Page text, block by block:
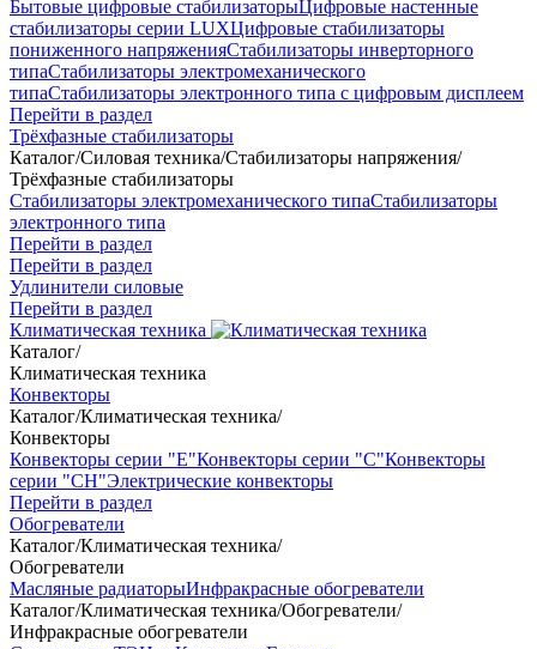
Бытовые цифровые стабилизаторыЦифровые настенные
стабилизаторы серии LUXЦифровые стабилизаторы
пониженного напряженияСтабилизаторы инверторного
типаСтабилизаторы электромеханического
типаСтабилизаторы электронного типа с цифровым дисплеем
Перейти в раздел
Трёхфазные стабилизаторы
Каталог/Силовая техника/Стабилизаторы напряжения/
Трёхфазные стабилизаторы
Стабилизаторы электромеханического типаСтабилизаторы
электронного типа
Перейти в раздел
Перейти в раздел
Удлинители силовые
Перейти в раздел
Климатическая техника
Каталог/
Климатическая техника
Конвекторы
Каталог/Климатическая техника/
Конвекторы
Конвекторы серии "Е"Конвекторы серии "С"Конвекторы
серии "СН"Электрические конвекторы
Перейти в раздел
Обогреватели
Каталог/Климатическая техника/
Обогреватели
Масляные радиаторыИнфракрасные обогреватели
Каталог/Климатическая техника/Обогреватели/
Инфракрасные обогреватели